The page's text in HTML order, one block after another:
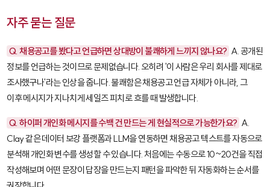
자주 묻는 질문
Q. 채용공고를 봤다고 언급하면 상대방이 불쾌하게 느끼지 않나요? A. 공개된
정보를 언급하는 것이므로 문제없습니다. 오히려 '이 사람은 우리 회사를 제대로
조사했구나'라는 인상을 줍니다. 불쾌함은 채용공고 언급 자체가 아니라, 그
이후 메시지가 지나치게 세일즈 피치로 흐를 때 발생합니다.
Q. 하이퍼 개인화 메시지를 수백 건 만드는 게 현실적으로 가능한가요? A.
Clay 같은 데이터 보강 플랫폼과 LLM을 연동하면 채용공고 텍스트를 자동으로
분석해 개인화 변수를 생성할 수 있습니다. 처음에는 수동으로 10~20건을 직접
작성해보며 어떤 문장이 답장을 만드는지 패턴을 파악한 뒤 자동화하는 순서를